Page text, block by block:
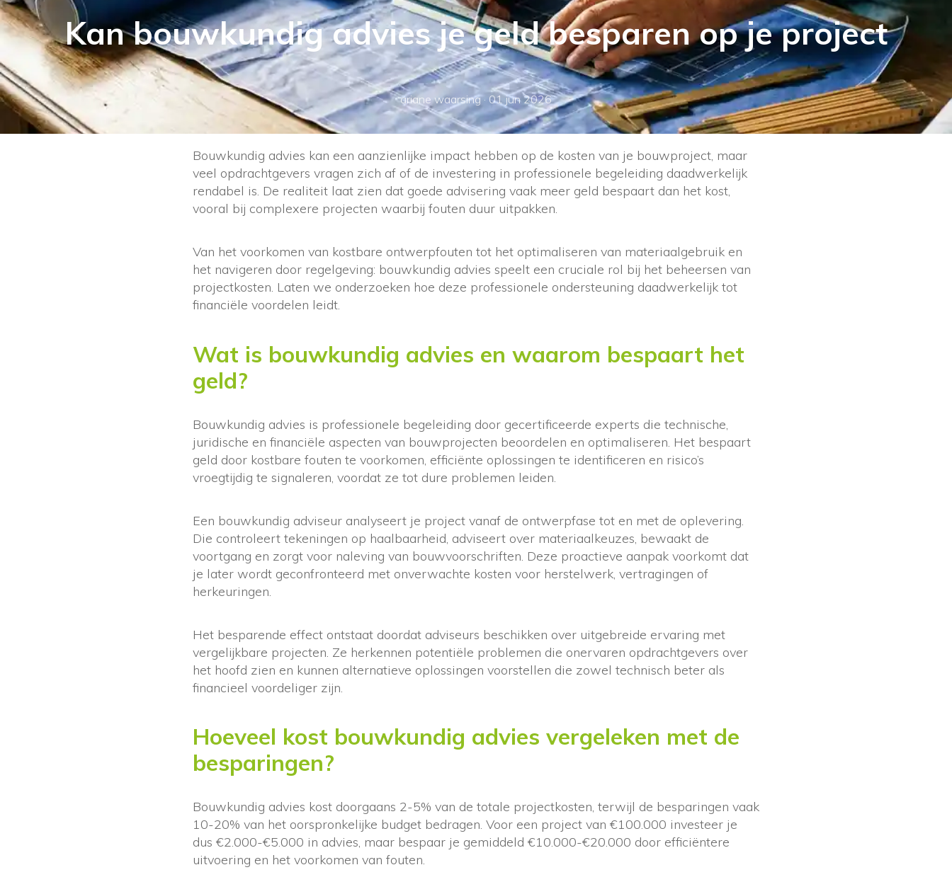
Kan bouwkundig advies je geld besparen op je project
ariane waarsing· 01 jun 2026
Bouwkundig advies kan een aanzienlijke impact hebben op de kosten van je bouwproject, maar
veel opdrachtgevers vragen zich af of de investering in professionele begeleiding daadwerkelijk
rendabel is. De realiteit laat zien dat goede advisering vaak meer geld bespaart dan het kost,
vooral bij complexere projecten waarbij fouten duur uitpakken.
Van het voorkomen van kostbare ontwerpfouten tot het optimaliseren van materiaalgebruik en
het navigeren door regelgeving: bouwkundig advies speelt een cruciale rol bij het beheersen van
projectkosten. Laten we onderzoeken hoe deze professionele ondersteuning daadwerkelijk tot
financiële voordelen leidt.
Wat is bouwkundig advies en waarom bespaart het
geld?
Bouwkundig advies is professionele begeleiding door gecertificeerde experts die technische,
juridische en financiële aspecten van bouwprojecten beoordelen en optimaliseren. Het bespaart
geld door kostbare fouten te voorkomen, efficiënte oplossingen te identificeren en risico’s
vroegtijdig te signaleren, voordat ze tot dure problemen leiden.
Een bouwkundig adviseur analyseert je project vanaf de ontwerpfase tot en met de oplevering.
Die controleert tekeningen op haalbaarheid, adviseert over materiaalkeuzes, bewaakt de
voortgang en zorgt voor naleving van bouwvoorschriften. Deze proactieve aanpak voorkomt dat
je later wordt geconfronteerd met onverwachte kosten voor herstelwerk, vertragingen of
herkeuringen.
Het besparende effect ontstaat doordat adviseurs beschikken over uitgebreide ervaring met
vergelijkbare projecten. Ze herkennen potentiële problemen die onervaren opdrachtgevers over
het hoofd zien en kunnen alternatieve oplossingen voorstellen die zowel technisch beter als
financieel voordeliger zijn.
Hoeveel kost bouwkundig advies vergeleken met de
besparingen?
Bouwkundig advies kost doorgaans 2-5% van de totale projectkosten, terwijl de besparingen vaak
10-20% van het oorspronkelijke budget bedragen. Voor een project van €100.000 investeer je
dus €2.000-€5.000 in advies, maar bespaar je gemiddeld €10.000-€20.000 door efficiëntere
uitvoering en het voorkomen van fouten.